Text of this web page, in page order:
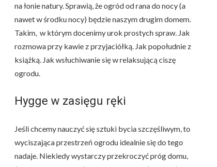
na łonie natury. Sprawią, że ogród od rana do nocy (a
nawet w środku nocy) będzie naszym drugim domem.
Takim, w którym docenimy urok prostych spraw. Jak
rozmowa przy kawie z przyjaciółką. Jak popołudnie z
książką. Jak wsłuchiwanie się w relaksującą ciszę
ogrodu.
Hygge w zasięgu ręki
Jeśli chcemy nauczyć się sztuki bycia szczęśliwym, to
wyciszająca przestrzeń ogrodu idealnie się do tego
nadaje. Niekiedy wystarczy przekroczyć próg domu,